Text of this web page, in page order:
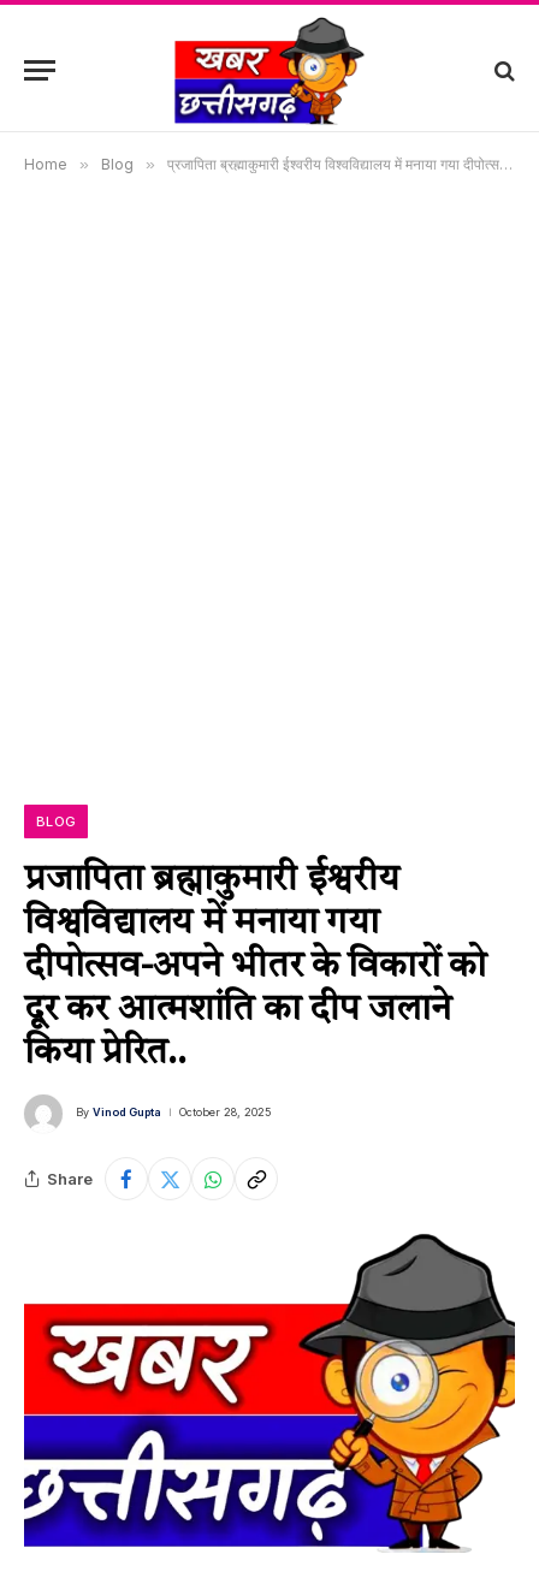
Home » Blog » प्रजापिता ब्रह्माकुमारी ईश्वरीय विश्वविद्यालय में मनाया गया दीपोत्सव-अपने भीतर के विकारों को दूर कर आत्मशांति का दीप जलाने किया प्रेरित..
BLOG
प्रजापिता ब्रह्माकुमारी ईश्वरीय
विश्वविद्यालय में मनाया गया
दीपोत्सव-अपने भीतर के विकारों को
दूर कर आत्मशांति का दीप जलाने
किया प्रेरित..
By Vinod Gupta October 28, 2025
Share